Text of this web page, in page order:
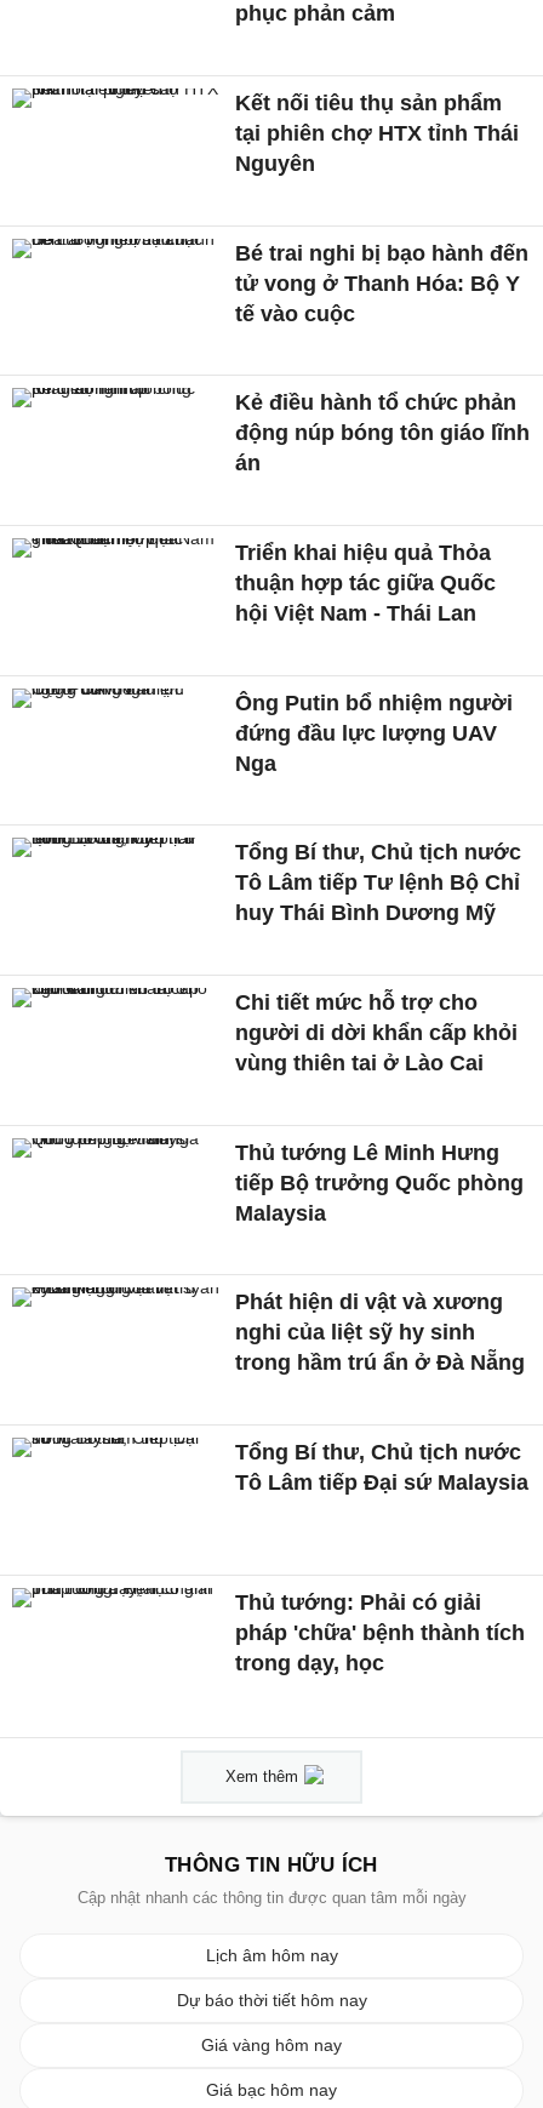
phục phản cảm
Kết nối tiêu thụ sản phẩm
tại phiên chợ HTX tỉnh Thái
Nguyên
Bé trai nghi bị bạo hành đến
tử vong ở Thanh Hóa: Bộ Y
tế vào cuộc
Kẻ điều hành tổ chức phản
động núp bóng tôn giáo lĩnh
án
Triển khai hiệu quả Thỏa
thuận hợp tác giữa Quốc
hội Việt Nam - Thái Lan
Ông Putin bổ nhiệm người
đứng đầu lực lượng UAV
Nga
Tổng Bí thư, Chủ tịch nước
Tô Lâm tiếp Tư lệnh Bộ Chỉ
huy Thái Bình Dương Mỹ
Chi tiết mức hỗ trợ cho
người di dời khẩn cấp khỏi
vùng thiên tai ở Lào Cai
Thủ tướng Lê Minh Hưng
tiếp Bộ trưởng Quốc phòng
Malaysia
Phát hiện di vật và xương
nghi của liệt sỹ hy sinh
trong hầm trú ẩn ở Đà Nẵng
Tổng Bí thư, Chủ tịch nước
Tô Lâm tiếp Đại sứ Malaysia
Thủ tướng: Phải có giải
pháp 'chữa' bệnh thành tích
trong dạy, học
Xem thêm
THÔNG TIN HỮU ÍCH
Cập nhật nhanh các thông tin được quan tâm mỗi ngày
Lịch âm hôm nay
Dự báo thời tiết hôm nay
Giá vàng hôm nay
Giá bạc hôm nay